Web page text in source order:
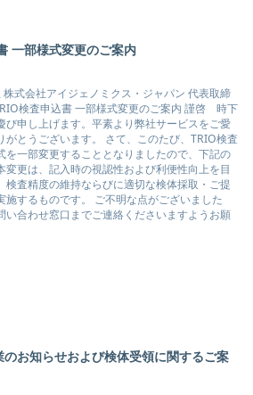
一部様式変更のご案内
式会社アイジェノミクス・ジャパン 代表取締
検査申込書 一部様式変更のご案内 謹啓 時下
び申し上げます。平素より弊社サービスをご愛
がとうございます。 さて、このたび、TRIO検査
を一部変更することとなりましたので、下記の
更は、記入時の視認性および利便性向上を目
検査精度の維持ならびに適切な検体採取・ご提
施するものです。 ご不明な点がございました
い合わせ窓口までご連絡くださいますようお願
お知らせおよび検体受領に関するご案